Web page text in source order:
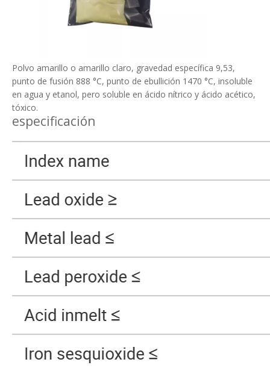
Polvo amarillo o amarillo claro, gravedad específica 9,53,
punto de fusión 888 °C, punto de ebullición 1470 °C, insoluble
en agua y etanol, pero soluble en ácido nítrico y ácido acético,
tóxico.
especificación